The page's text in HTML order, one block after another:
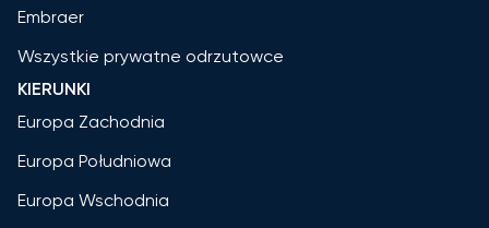
Embraer
Wszystkie prywatne odrzutowce
KIERUNKI
Europa Zachodnia
Europa Południowa
Europa Wschodnia